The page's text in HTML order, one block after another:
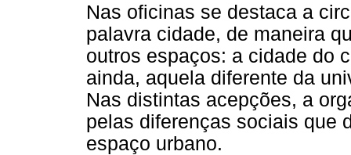
Nas oficinas se destaca a
palavra cidade, de maneira
outros espaços: a cidade do
ainda, aquela diferente da
Nas distintas acepções, a
pelas diferenças sociais que
espaço urbano.